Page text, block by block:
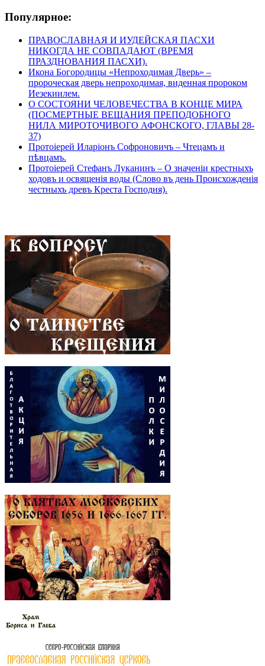
Популярное:
ПРАВОСЛАВНАЯ И ИУДЕЙСКАЯ ПАСХИ
НИКОГДА НЕ СОВПАДАЮТ (ВРЕМЯ
ПРАЗДНОВАНИЯ ПАСХИ).
Икона Богородицы «Непроходимая Дверь» –
пророческая дверь непроходимая, виденная пророком
Иезекиилем.
О СОСТОЯНИ ЧЕЛОВЕЧЕСТВА В КОНЦЕ МИРА
(ПОСМЕРТНЫЕ ВЕЩАНИЯ ПРЕПОДОБНОГО
НИЛА МИРОТОЧИВОГО АФОНСКОГО, ГЛАВЫ 28-
37)
Протоіерей Иларіонъ Софроновичъ – Чтецамъ и
пѣвцамъ.
Протоіерей Стефанъ Луканинъ – О значеніи крестныхъ
ходовъ и освященія воды (Слово въ день Происхожденія
честныхъ древъ Креста Господня).